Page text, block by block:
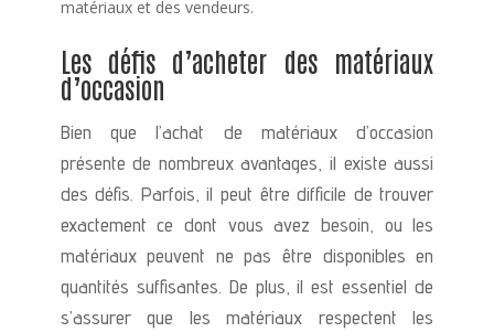
matériaux et des vendeurs.
Les défis d’acheter des matériaux
d’occasion
Bien que l’achat de matériaux d’occasion
présente de nombreux avantages, il existe aussi
des défis. Parfois, il peut être difficile de trouver
exactement ce dont vous avez besoin, ou les
matériaux peuvent ne pas être disponibles en
quantités suffisantes. De plus, il est essentiel de
s’assurer que les matériaux respectent les